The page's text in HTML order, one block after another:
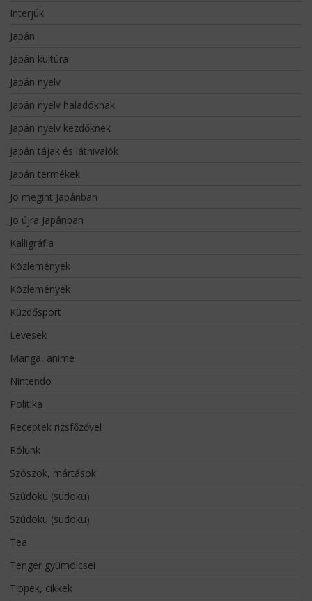
Interjúk
Japán
Japán kultúra
Japán nyelv
Japán nyelv haladóknak
Japán nyelv kezdőknek
Japán tájak és látnivalók
Japán termékek
Jo megint Japánban
Jo újra Japánban
Kalligráfia
Közlemények
Közlemények
Küzdősport
Levesek
Manga, anime
Nintendo
Politika
Receptek rizsfőzővel
Rólunk
Szószok, mártások
Szúdoku (sudoku)
Szúdoku (sudoku)
Tea
Tenger gyümölcsei
Tippek, cikkek